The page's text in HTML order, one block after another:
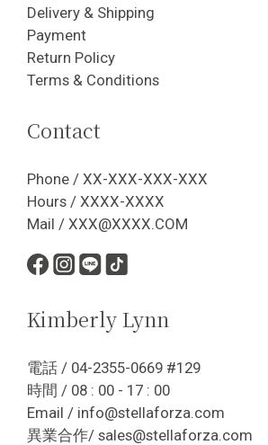
Delivery & Shipping
Payment
Return Policy
Terms & Conditions
Contact
Phone / XX-XXX-XXX-XXX
Hours / XXXX-XXXX
Mail / XXX@XXXX.COM
Kimberly Lynn
電話 / 04-2355-0669 #129
時間 / 08 : 00 - 17 : 00
Email / info@stellaforza.com
異業合作/ sales@stellaforza.com